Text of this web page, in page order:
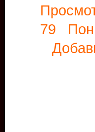
79